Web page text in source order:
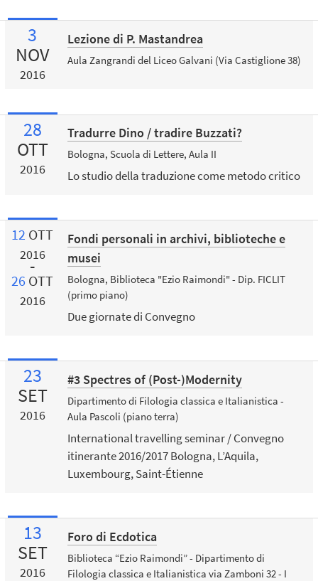
3
NOV
2016
Lezione di P. Mastandrea
Aula Zangrandi del Liceo Galvani (Via Castiglione 38)
28
OTT
2016
Tradurre Dino / tradire Buzzati?
Bologna, Scuola di Lettere, Aula II
Lo studio della traduzione come metodo critico
12 OTT
2016
26 OTT
2016
Fondi personali in archivi, biblioteche e
musei
Bologna, Biblioteca "Ezio Raimondi" - Dip. FICLIT
(primo piano)
Due giornate di Convegno
23
SET
2016
#3 Spectres of (Post-)Modernity
Dipartimento di Filologia classica e Italianistica -
Aula Pascoli (piano terra)
International travelling seminar / Convegno
itinerante 2016/2017 Bologna, L’Aquila,
Luxembourg, Saint-Étienne
13
SET
2016
Foro di Ecdotica
Biblioteca “Ezio Raimondi” - Dipartimento di
Filologia classica e Italianistica via Zamboni 32 - I